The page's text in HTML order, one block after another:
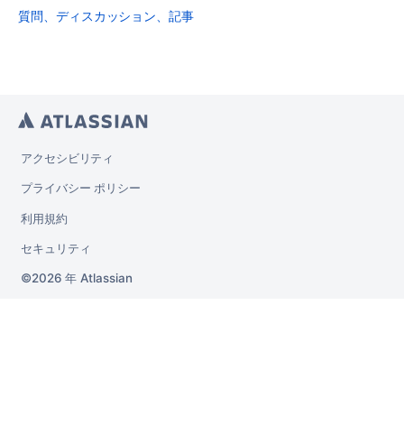
質問、ディスカッション、記事
アクセシビリティ
プライバシー ポリシー
利用規約
セキュリティ
2026 年 Atlassian